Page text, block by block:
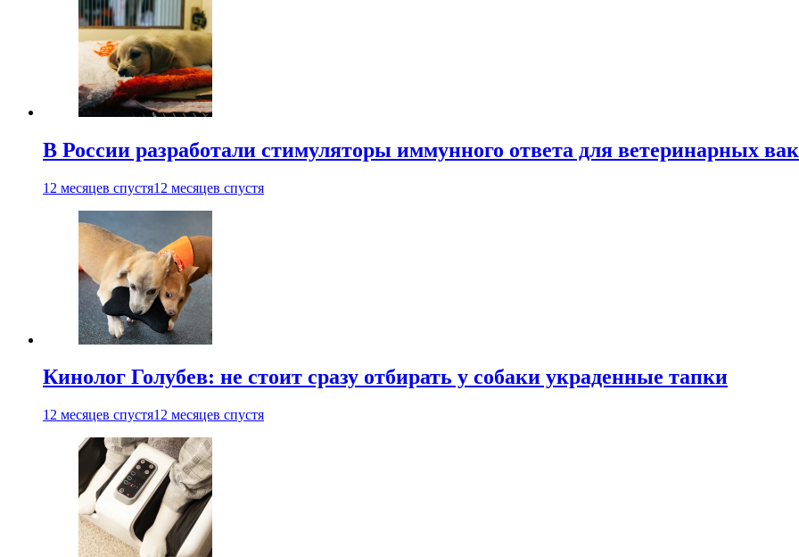
В России разработали стимуляторы иммунного ответа для ветеринарных
12 месяцев спустя12 месяцев спустя
Кинолог Голубев: не стоит сразу отбирать у собаки украденные тапки
12 месяцев спустя12 месяцев спустя